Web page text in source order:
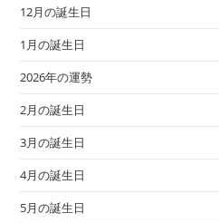
12月の誕生日
1月の誕生日
2026年の運勢
2月の誕生日
3月の誕生日
4月の誕生日
5月の誕生日